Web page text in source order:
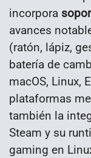
incorpora
avances
(ratón, lápiz,
batería de
macOS, Linux,
plataformas
también la
Steam y su
gaming en